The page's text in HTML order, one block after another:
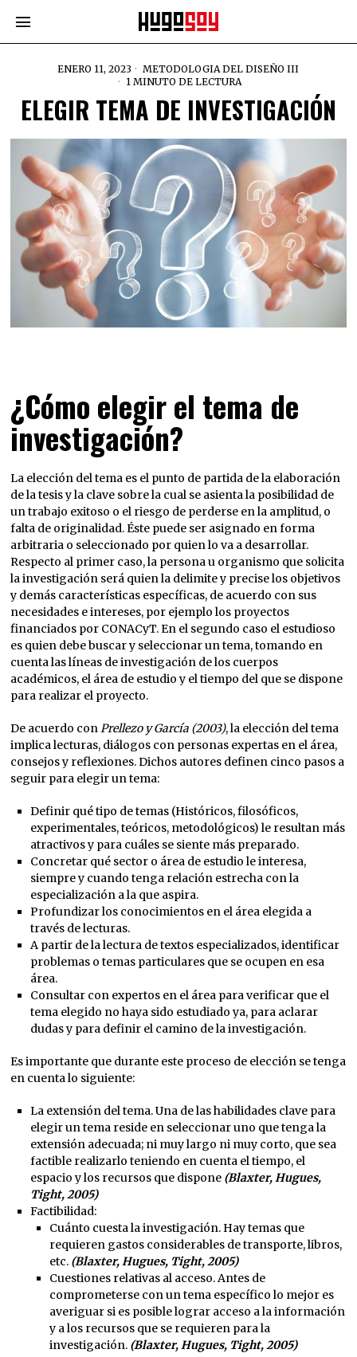
ENERO 11, 2023
METODOLOGIA DEL DISEÑO III
1 MINUTO DE LECTURA
ELEGIR TEMA DE INVESTIGACIÓN
¿Cómo elegir el tema de
investigación?
La elección del tema es el punto de partida de la elaboración
de la tesis y la clave sobre la cual se asienta la posibilidad de
un trabajo exitoso o el riesgo de perderse en la amplitud, o
falta de originalidad. Éste puede ser asignado en forma
arbitraria o seleccionado por quien lo va a desarrollar.
Respecto al primer caso, la persona u organismo que solicita
la investigación será quien la delimite y precise los objetivos
y demás características específicas, de acuerdo con sus
necesidades e intereses, por ejemplo los proyectos
financiados por CONACyT. En el segundo caso el estudioso
es quien debe buscar y seleccionar un tema, tomando en
cuenta las líneas de investigación de los cuerpos
académicos, el área de estudio y el tiempo del que se dispone
para realizar el proyecto.
De acuerdo conPrellezo y García (2003), la elección del tema
implica lecturas, diálogos con personas expertas en el área,
consejos y reflexiones. Dichos autores definen cinco pasos a
seguir para elegir un tema:
Definir qué tipo de temas (Históricos, filosóficos,
experimentales, teóricos, metodológicos) le resultan más
atractivos y para cuáles se siente más preparado.
Concretar qué sector o área de estudio le interesa,
siempre y cuando tenga relación estrecha con la
especialización a la que aspira.
Profundizar los conocimientos en el área elegida a
través de lecturas.
A partir de la lectura de textos especializados, identificar
problemas o temas particulares que se ocupen en esa
área.
Consultar con expertos en el área para verificar que el
tema elegido no haya sido estudiado ya, para aclarar
dudas y para definir el camino de la investigación.
Es importante que durante este proceso de elección se tenga
en cuenta lo siguiente:
La extensión del tema. Una de las habilidades clave para
elegir un tema reside en seleccionar uno que tenga la
extensión adecuada; ni muy largo ni muy corto, que sea
factible realizarlo teniendo en cuenta el tiempo, el
espacio y los recursos que dispone (Blaxter, Hugues,
Tight, 2005)
Factibilidad:
Cuánto cuesta la investigación. Hay temas que
requieren gastos considerables de transporte, libros,
etc. (Blaxter, Hugues, Tight, 2005)
Cuestiones relativas al acceso. Antes de
comprometerse con un tema específico lo mejor es
averiguar si es posible lograr acceso a la información
y a los recursos que se requieren para la
investigación. (Blaxter, Hugues, Tight, 2005)